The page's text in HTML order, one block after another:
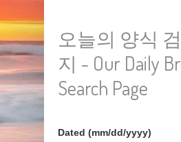
오늘의 양식
지 - Our Daily
Search Page
Dated (mm/dd/yyyy)